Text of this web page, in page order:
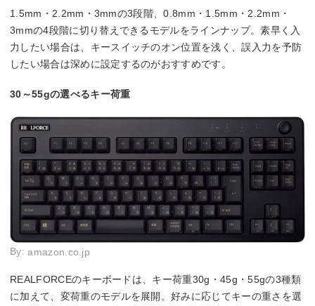
1.5mm・2.2mm・3mmの3段階、0.8mm・1.5mm・2.2mm・
3mmの4段階に切り替えできるモデルをラインナップ。素早く入
力したい場合は、キースイッチのオン位置を浅く、誤入力を予防
したい場合は深めに設定するのがおすすめです。
30～55gの選べるキー荷重
By:amazon.co.jp
REALFORCEのキーボードは、キー荷重30g・45g・55gの3種類
に加えて、変荷重のモデルを展開。好みに応じてキーの重さを選